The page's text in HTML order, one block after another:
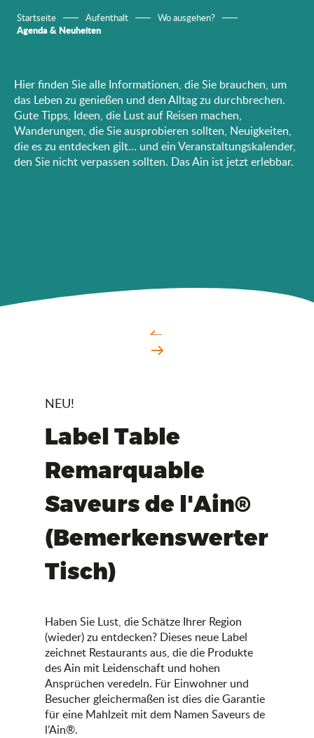
Startseite Aufenthalt Wo ausgehen?
Agenda & Neuheiten
Hier finden Sie alle Informationen, die Sie brauchen, um
das Leben zu genießen und den Alltag zu durchbrechen.
Gute Tipps, Ideen, die Lust auf Reisen machen,
Wanderungen, die Sie ausprobieren sollten, Neuigkeiten,
die es zu entdecken gilt… und ein Veranstaltungskalender,
den Sie nicht verpassen sollten. Das Ain ist jetzt erlebbar.
NEU!
Label Table
Remarquable
Saveurs de l'Ain®
(Bemerkenswerter
Tisch)
Haben Sie Lust, die Schätze Ihrer Region
(wieder) zu entdecken? Dieses neue Label
zeichnet Restaurants aus, die die Produkte
des Ain mit Leidenschaft und hohen
Ansprüchen veredeln. Für Einwohner und
Besucher gleichermaßen ist dies die Garantie
für eine Mahlzeit mit dem Namen Saveurs de
l’Ain®.